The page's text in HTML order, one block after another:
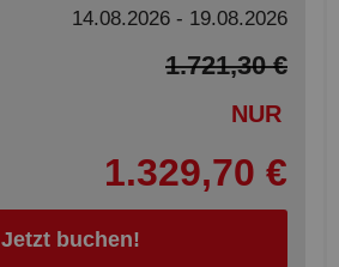
14.08.2026 - 19.08.2026
1.721,30 €
NUR
1.329,70 €
Jetzt buchen!